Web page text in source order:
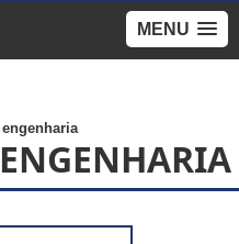
MENU